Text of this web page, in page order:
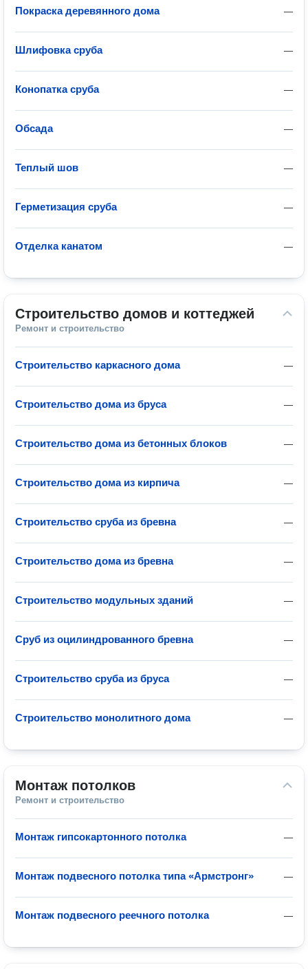
—
Покраска деревянного дома
—
Шлифовка сруба
—
Конопатка сруба
—
Обсада
—
Теплый шов
—
Герметизация сруба
—
Отделка канатом
Строительство домов и коттеджей
Ремонт и строительство
—
Строительство каркасного дома
—
Строительство дома из бруса
—
Строительство дома из бетонных блоков
—
Строительство дома из кирпича
—
Строительство сруба из бревна
—
Строительство дома из бревна
—
Строительство модульных зданий
—
Сруб из оцилиндрованного бревна
—
Строительство сруба из бруса
—
Строительство монолитного дома
Монтаж потолков
Ремонт и строительство
—
Монтаж гипсокартонного потолка
—
Монтаж подвесного потолка типа «Армстронг»
—
Монтаж подвесного реечного потолка